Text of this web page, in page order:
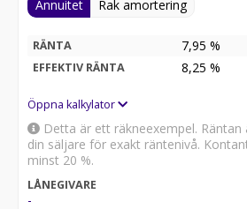
lameller och för första gången
inkluderar positionsljus och
utförande. Baktill har bilen fått en
skarpare design. I nedan kant har
faktiskt är mer betonat än
invidualiserade instegen och du
som går i svart läder och alcantara
oväntat i GTS kostym. Framför
inlägg i kolfiber och med 'drive-
Annuitet Rak amortering
RÄNTA 7,95 %
EFFEKTIV RÄNTA 8,25 %
Öppna kalkylator
Detta är ett räkneexempel.
din säljare för exakt räntenivå.
minst 20 %.
LÅNEGIVARE
-